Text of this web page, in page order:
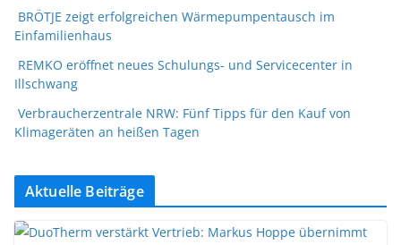
BRÖTJE zeigt erfolgreichen Wärmepumpentausch im
Einfamilienhaus
REMKO eröffnet neues Schulungs- und Servicecenter in
Illschwang
Verbraucherzentrale NRW: Fünf Tipps für den Kauf von
Klimageräten an heißen Tagen
Aktuelle Beiträge